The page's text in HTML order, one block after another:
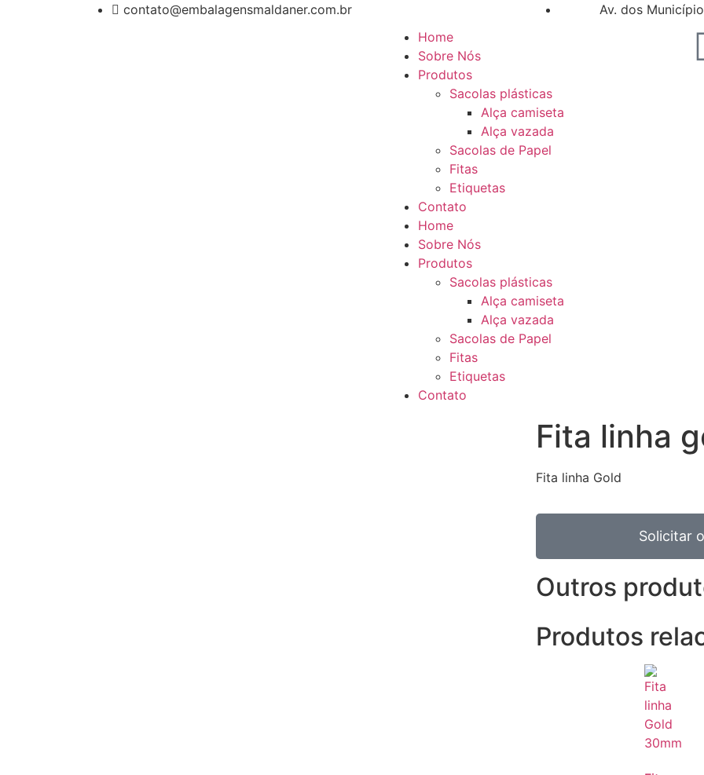
contato@embalagensmaldaner.com.br
Av. dos
Home
Sobre Nós
Produtos
Sacolas plásticas
Alça camiseta
Alça vazada
Sacolas de Papel
Fitas
Etiquetas
Contato
Home
Sobre Nós
Produtos
Sacolas plásticas
Alça camiseta
Alça vazada
Sacolas de Papel
Fitas
Etiquetas
Contato
Fita linha
Fita linha Gold
Solicitar
Outros
Produtos